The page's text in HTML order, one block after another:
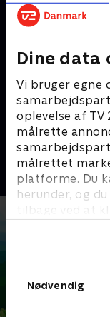
Dine data
Vi bruger egne
oplevelse af
målrette
målrettet
platforme. Du
herunder, og
tilbage ved at
Nødvendig
Katrine
Børne-